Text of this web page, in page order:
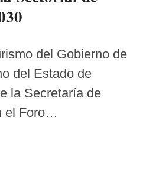
del Gobierno de
del Estado de
la Secretaría de
el Foro…